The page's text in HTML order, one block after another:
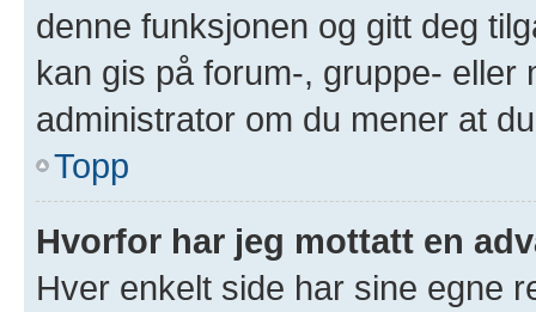
denne funksjonen og gitt deg
kan gis på forum-, gruppe- eller
administrator om du mener at
Topp
Hvorfor har jeg mottatt en
Hver enkelt side har sine egne